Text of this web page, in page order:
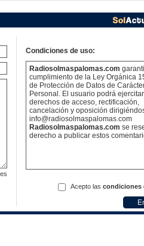
Condiciones de uso:
Radiosolmaspalomas.com
cumplimiento de la Ley Orgánica
de Protección de Datos de
Personal. El usuario podrá
derechos de acceso, rectificación,
cancelación y oposición
info@radiosolmaspalomas.com
Radiosolmaspalomas.com se
derecho a publicar estos
Acepto las condiciones